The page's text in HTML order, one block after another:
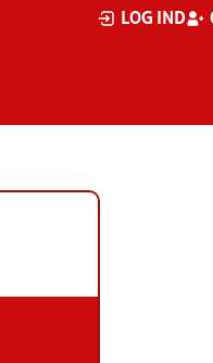
LOG IND